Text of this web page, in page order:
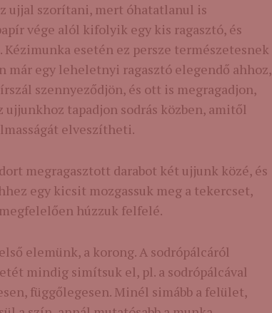
ujjal szorítani, mert óhatatlanul is
vége alól kifolyik egy kis ragasztó, és
Kézimunka esetén ez persze természetesnek
már egy leheletnyi ragasztó elegendő ahhoz,
szennyeződjön, és ott is megragadjon,
ujjunkhoz tapadjon sodrás közben, amitől
elveszítheti.
megragasztott darabot két ujjunk közé, és
egy kicsit mozgassuk meg a tekercset,
húzzuk felfelé.
elemünk, a korong. A sodrópálcáról
mindig simítsuk el, pl. a sodrópálcával
függőlegesen. Minél simább a felület,